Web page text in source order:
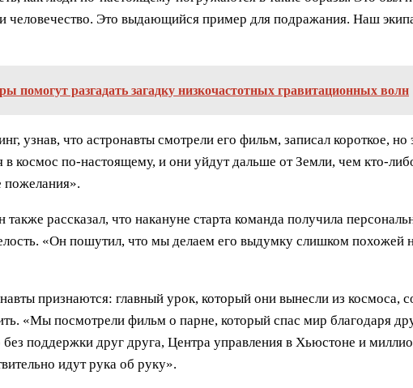
человечество. Это выдающийся пример для подражания. Наш
помогут разгадать загадку низкочастотных гравитационных волн
узнав, что астронавты смотрели его фильм, записал короткое,
космос по-настоящему, и они уйдут дальше от Земли, чем кто-
рассказал, что накануне старта команда получила
«Он пошутил, что мы делаем его выдумку слишком
признаются: главный урок, который они вынесли из космоса,
«Мы посмотрели фильм о парне, который спас мир благодаря
поддержки друг друга, Центра управления в Хьюстоне и
идут рука об руку».